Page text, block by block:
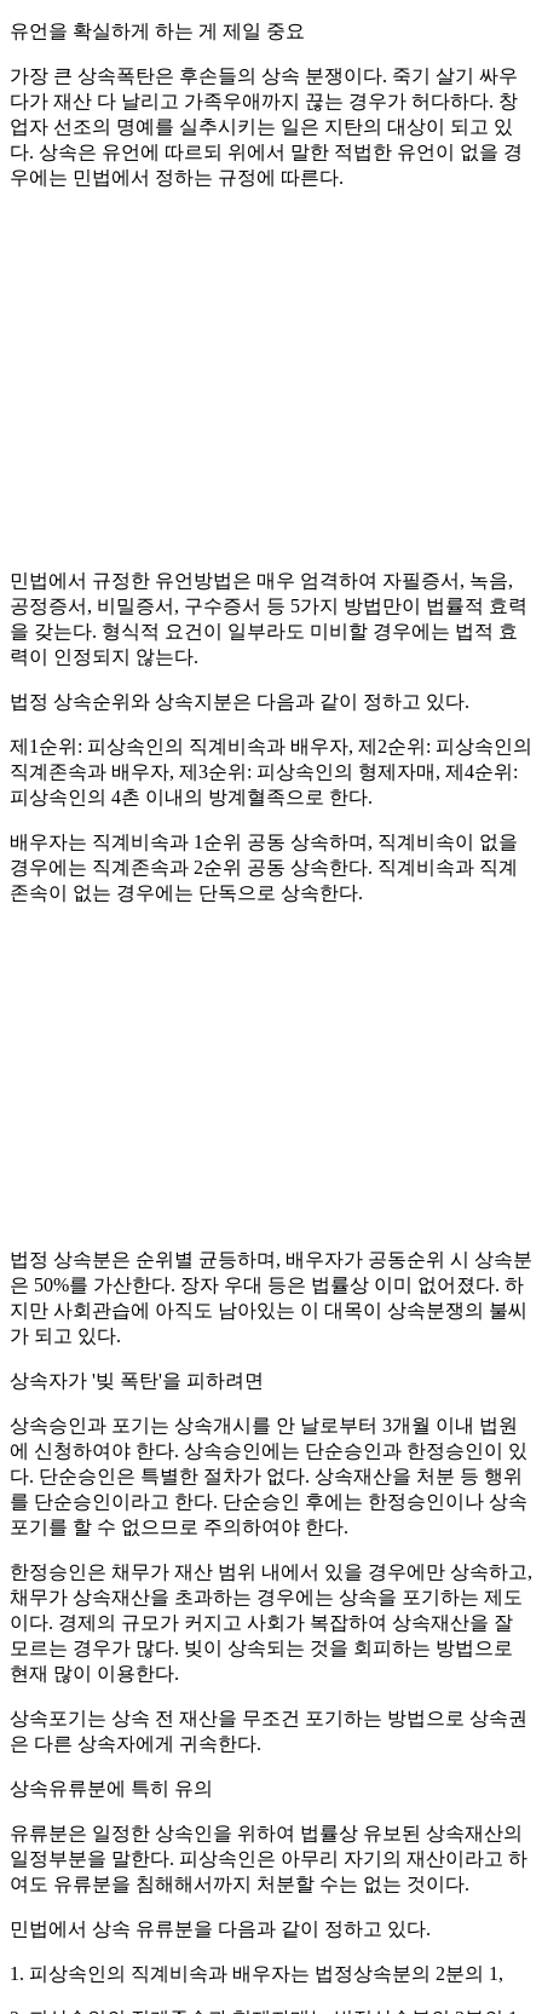
유언을 확실하게 하는 게 제일 중요
가장 큰 상속폭탄은 후손들의 상속 분쟁이다. 죽기 살기 싸우
다가 재산 다 날리고 가족우애까지 끊는 경우가 허다하다. 창
업자 선조의 명예를 실추시키는 일은 지탄의 대상이 되고 있
다. 상속은 유언에 따르되 위에서 말한 적법한 유언이 없을 경
우에는 민법에서 정하는 규정에 따른다.
민법에서 규정한 유언방법은 매우 엄격하여 자필증서, 녹음,
공정증서, 비밀증서, 구수증서 등 5가지 방법만이 법률적 효력
을 갖는다. 형식적 요건이 일부라도 미비할 경우에는 법적 효
력이 인정되지 않는다.
법정 상속순위와 상속지분은 다음과 같이 정하고 있다.
제1순위: 피상속인의 직계비속과 배우자, 제2순위: 피상속인의
직계존속과 배우자, 제3순위: 피상속인의 형제자매, 제4순위:
피상속인의 4촌 이내의 방계혈족으로 한다.
배우자는 직계비속과 1순위 공동 상속하며, 직계비속이 없을
경우에는 직계존속과 2순위 공동 상속한다. 직계비속과 직계
존속이 없는 경우에는 단독으로 상속한다.
법정 상속분은 순위별 균등하며, 배우자가 공동순위 시 상속분
은 50%를 가산한다. 장자 우대 등은 법률상 이미 없어졌다. 하
지만 사회관습에 아직도 남아있는 이 대목이 상속분쟁의 불씨
가 되고 있다.
상속자가 '빚 폭탄'을 피하려면
상속승인과 포기는 상속개시를 안 날로부터 3개월 이내 법원
에 신청하여야 한다. 상속승인에는 단순승인과 한정승인이 있
다. 단순승인은 특별한 절차가 없다. 상속재산을 처분 등 행위
를 단순승인이라고 한다. 단순승인 후에는 한정승인이나 상속
포기를 할 수 없으므로 주의하여야 한다.
한정승인은 채무가 재산 범위 내에서 있을 경우에만 상속하고,
채무가 상속재산을 초과하는 경우에는 상속을 포기하는 제도
이다. 경제의 규모가 커지고 사회가 복잡하여 상속재산을 잘
모르는 경우가 많다. 빚이 상속되는 것을 회피하는 방법으로
현재 많이 이용한다.
상속포기는 상속 전 재산을 무조건 포기하는 방법으로 상속권
은 다른 상속자에게 귀속한다.
상속유류분에 특히 유의
유류분은 일정한 상속인을 위하여 법률상 유보된 상속재산의
일정부분을 말한다. 피상속인은 아무리 자기의 재산이라고 하
여도 유류분을 침해해서까지 처분할 수는 없는 것이다.
민법에서 상속 유류분을 다음과 같이 정하고 있다.
1. 피상속인의 직계비속과 배우자는 법정상속분의 2분의 1,